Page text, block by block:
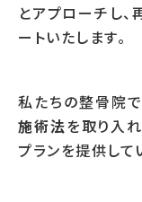
とアプローチし
ートいたします。
私たちの整骨院で
施術法を取り入
プランを提供して